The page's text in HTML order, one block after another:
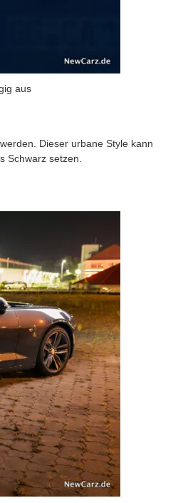
aus
Dieser urbane Style kann
Schwarz setzen.